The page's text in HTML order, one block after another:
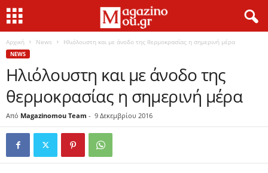
Αρχική News Hλιόλουστη και με άνοδο της θερμοκρασίας η σημερινή μέρα
NEWS
Hλιόλουστη και με άνοδο της
θερμοκρασίας η σημερινή μέρα
Από Magazinomou Team - 9 Δεκεμβρίου 2016